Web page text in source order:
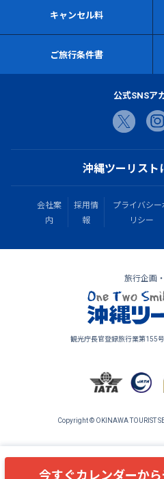
今すぐカレンダーか
キャンセル料
ご旅行条件書
公式SNSア
沖縄ツーリスト
会社案
内
採用情
報
プライバシー
リシー
旅行企画
観光庁長官登録旅行業第155
Copyright © OKINAWA TOURIST